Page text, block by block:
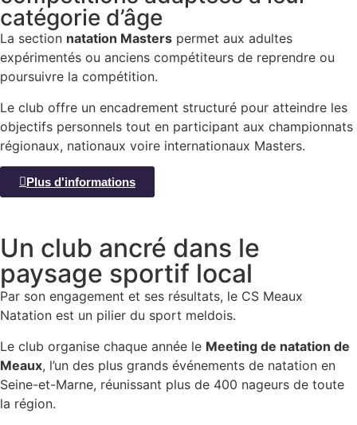
catégorie d’âge
La section natation Masters permet aux adultes
expérimentés ou anciens compétiteurs de reprendre ou
poursuivre la compétition.
Le club offre un encadrement structuré pour atteindre les
objectifs personnels tout en participant aux championnats
régionaux, nationaux voire internationaux Masters.
Plus d'informations
Un club ancré dans le
paysage sportif local
Par son engagement et ses résultats, le CS Meaux
Natation est un pilier du sport meldois.
Le club organise chaque année le Meeting de natation de
Meaux, l’un des plus grands événements de natation en
Seine-et-Marne, réunissant plus de 400 nageurs de toute
la région.